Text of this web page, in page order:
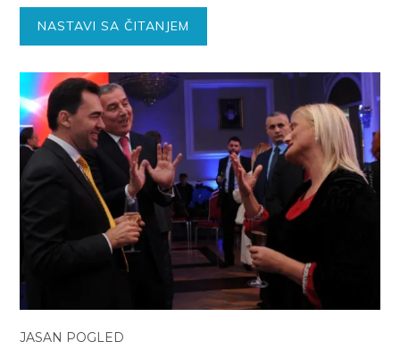
NASTAVI SA ČITANJEM
JASAN POGLED